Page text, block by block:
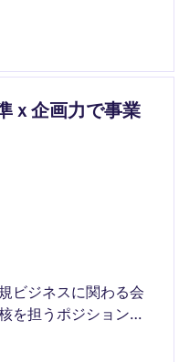
対応やグローバル本
ていただきます。
ｘ企画力で事業
ビジネスに関わる会
を担うポジションで